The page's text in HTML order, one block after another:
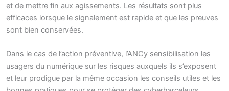
et de mettre fin aux agissements. Les résultats sont plus
efficaces lorsque le signalement est rapide et que les preuves
sont bien conservées.
Dans le cas de l’action préventive, l’ANCy sensibilisation les
usagers du numérique sur les risques auxquels ils s’exposent
et leur prodigue par la même occasion les conseils utiles et les